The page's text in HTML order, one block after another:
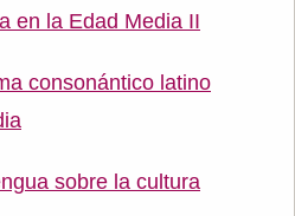
en la Edad Media II
consonántico latino
sobre la cultura